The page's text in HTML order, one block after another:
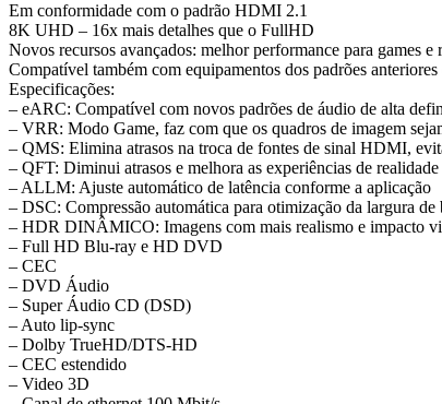
Em conformidade com o padrão HDMI 2.1
8K UHD – 16x mais detalhes que o FullHD
Novos recursos avançados: melhor performance para games e
Compatível também com equipamentos dos padrões
Especificações:
– eARC: Compatível com novos padrões de áudio de alta
– VRR: Modo Game, faz com que os quadros de imagem
– QMS: Elimina atrasos na troca de fontes de sinal HDMI,
– QFT: Diminui atrasos e melhora as experiências de
– ALLM: Ajuste automático de latência conforme a aplicação
– DSC: Compressão automática para otimização da largura de
– HDR DINÂMICO: Imagens com mais realismo e impacto
– Full HD Blu-ray e HD DVD
– CEC
– DVD Áudio
– Super Áudio CD (DSD)
– Auto lip-sync
– Dolby TrueHD/DTS-HD
– CEC estendido
– Video 3D